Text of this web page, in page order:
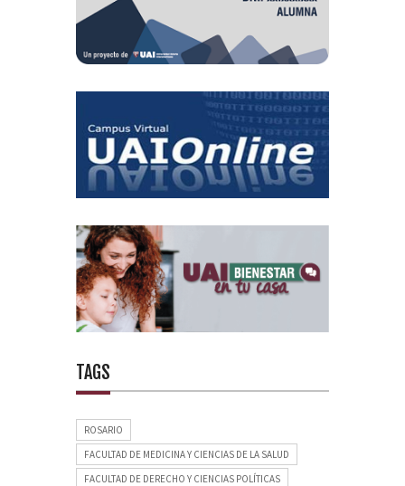
TAGS
ROSARIO
FACULTAD DE MEDICINA Y CIENCIAS DE LA SALUD
FACULTAD DE DERECHO Y CIENCIAS POLÍTICAS